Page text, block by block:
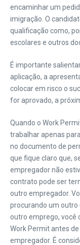
encaminhar um
imigração. O
qualificação como,
escolares e outros
É importante
aplicação, a
colocar em risco o
for aprovado, a
Quando o Work
trabalhar apenas
no documento de
que fique claro que,
empregador não
contrato pode ser
outro empregador.
procurando um outro
outro emprego, você
Work Permit antes
empregador. É